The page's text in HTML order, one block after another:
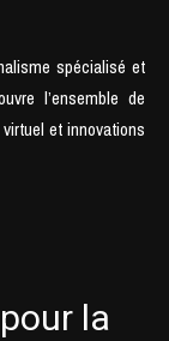
spécialisé et
l’ensemble de
et innovations
la